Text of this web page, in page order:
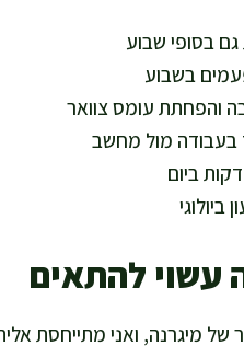
בסופי שבוע
והפחתת עומס צוואר
בעבודה מול מחשב
עשוי להתאים
מיגרנה, ואני מתייחסת